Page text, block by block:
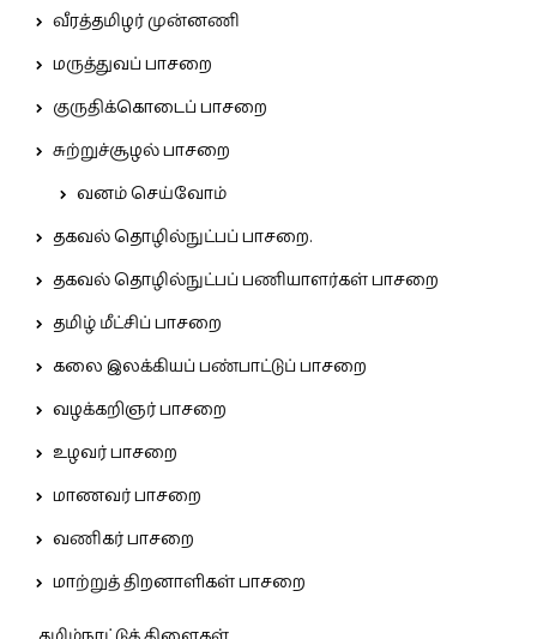
வீரத்தமிழர் முன்னணி
மருத்துவப் பாசறை
குருதிக்கொடைப் பாசறை
சுற்றுச்சூழல் பாசறை
வனம் செய்வோம்
தகவல் தொழில்நுட்பப் பாசறை.
தகவல் தொழில்நுட்பப் பணியாளர்கள் பாசறை
தமிழ் மீட்சிப் பாசறை
கலை இலக்கியப் பண்பாட்டுப் பாசறை
வழக்கறிஞர் பாசறை
உழவர் பாசறை
மாணவர் பாசறை
வணிகர் பாசறை
மாற்றுத் திறனாளிகள் பாசறை